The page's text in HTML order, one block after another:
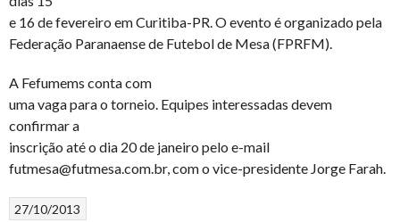
e 16 de fevereiro em Curitiba-PR. O evento é organizado pela
Federação Paranaense de Futebol de Mesa (FPRFM).
A Fefumems conta com
uma vaga para o torneio. Equipes interessadas devem
confirmar a
inscrição até o dia 20 de janeiro pelo e-mail
futmesa@futmesa.com.br, com o vice-presidente Jorge Farah.
27/10/2013